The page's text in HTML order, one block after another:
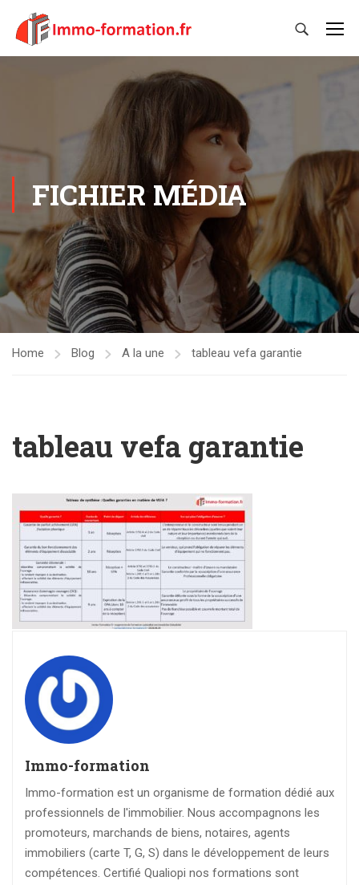
FICHIER MÉDIA
Home Blog A la une tableau vefa garantie
tableau vefa garantie
Immo-formation
Immo-formation est un organisme de formation dédié aux
professionnels de l'immobilier. Nous accompagnons les
promoteurs, marchands de biens, notaires, agents
immobiliers (carte T, G, S) dans le développement de leurs
compétences. Certifié Qualiopi nos formations sont